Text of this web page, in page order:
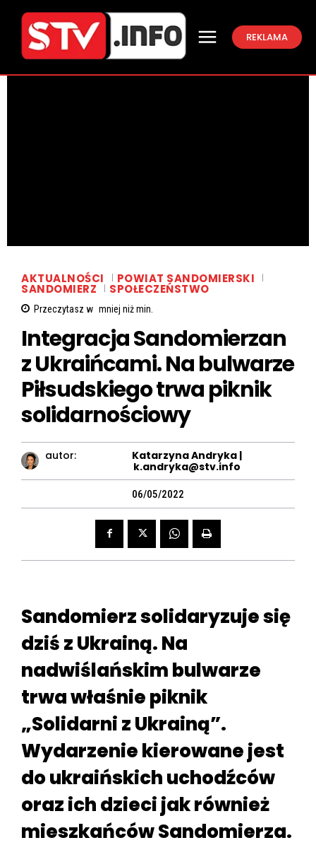
REKLAMA
AKTUALNOŚCI POWIAT SANDOMIERSKI
SANDOMIERZ SPOŁECZEŃSTWO
Przeczytasz w mniej niżmin.
Integracja Sandomierzan
z Ukraińcami. Na bulwarze
Piłsudskiego trwa piknik
solidarnościowy
autor:
Katarzyna Andryka |
k.andryka@stv.info
06/05/2022
Sandomierz solidaryzuje się
dziś z Ukrainą. Na
nadwiślańskim bulwarze
trwa właśnie piknik
„Solidarni z Ukrainą”.
Wydarzenie kierowane jest
do ukraińskich uchodźców
oraz ich dzieci jak również
mieszkańców Sandomierza.